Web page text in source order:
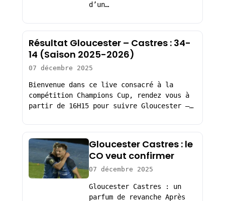
d’un…
Résultat Gloucester – Castres : 34-
14 (Saison 2025-2026)
07 décembre 2025
Bienvenue dans ce live consacré à la
compétition Champions Cup, rendez vous à
partir de 16H15 pour suivre Gloucester –…
Gloucester Castres : le
CO veut confirmer
07 décembre 2025
Gloucester Castres : un
parfum de revanche Après